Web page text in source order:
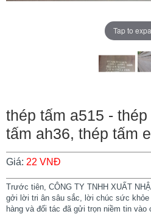
Tap to
thép tấm a515 -
tấm ah36, thép tấm
Giá: 22 VNĐ
Trước tiên, CÔNG TY TNHH XUẤT
gởi lời tri ân sâu sắc, lời chúc sức khỏe
hàng và đối tác đã gửi trọn niềm tin vào